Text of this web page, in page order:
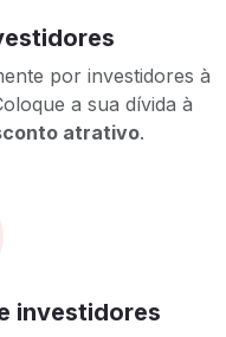
por investidores à
a sua dívida à
atrativo.
investidores